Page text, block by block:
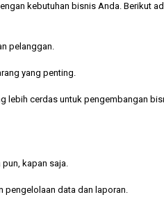
kebutuhan bisnis Anda. Berikut
pelanggan.
yang penting.
lebih cerdas untuk pengembangan
kapan saja.
pengelolaan data dan laporan.